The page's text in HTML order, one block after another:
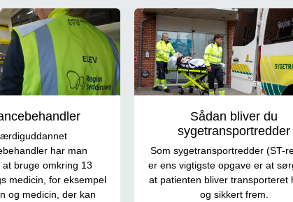
har man
at bruge omkring 13
medicin, for eksempel
og medicin, der kan
Sådan bliver du
sygetransportredder
Som sygetransportredder (ST-
er ens vigtigste opgave er at
at patienten bliver transporteret
og sikkert frem.